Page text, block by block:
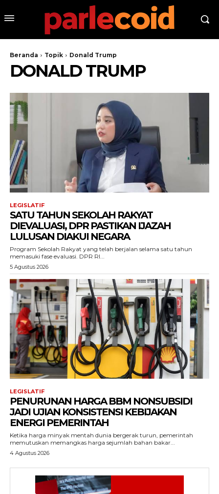
Beranda Topik Donald Trump
DONALD TRUMP
LEGISLATIF
SATU TAHUN SEKOLAH RAKYAT
DIEVALUASI, DPR PASTIKAN IJAZAH
LULUSAN DIAKUI NEGARA
Program Sekolah Rakyat yang telah berjalan selama satu tahun
memasuki fase evaluasi. DPR RI...
5 Agustus 2026
LEGISLATIF
PENURUNAN HARGA BBM NONSUBSIDI
JADI UJIAN KONSISTENSI KEBIJAKAN
ENERGI PEMERINTAH
Ketika harga minyak mentah dunia bergerak turun, pemerintah
memutuskan memangkas harga sejumlah bahan bakar...
4 Agustus 2026